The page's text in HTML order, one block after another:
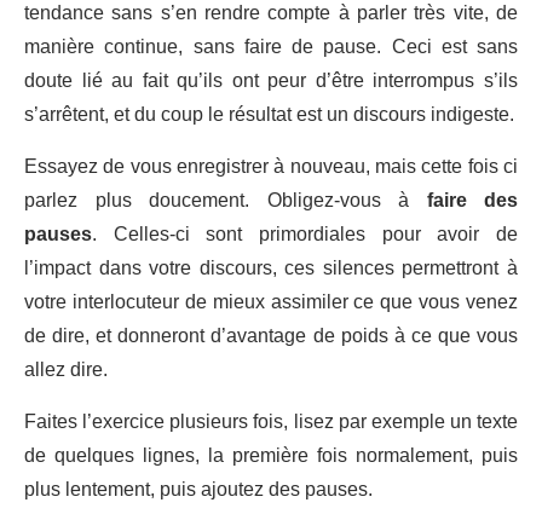
tendance sans s’en rendre compte à parler très vite, de
manière continue, sans faire de pause. Ceci est sans
doute lié au fait qu’ils ont peur d’être interrompus s’ils
s’arrêtent, et du coup le résultat est un discours indigeste.
Essayez de vous enregistrer à nouveau, mais cette fois ci
parlez plus doucement. Obligez-vous à faire des
pauses. Celles-ci sont primordiales pour avoir de
l’impact dans votre discours, ces silences permettront à
votre interlocuteur de mieux assimiler ce que vous venez
de dire, et donneront d’avantage de poids à ce que vous
allez dire.
Faites l’exercice plusieurs fois, lisez par exemple un texte
de quelques lignes, la première fois normalement, puis
plus lentement, puis ajoutez des pauses.